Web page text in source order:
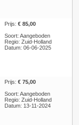
Prijs: € 85,00
Soort: Aangeboden
Regio: Zuid-Holland
Datum: 06-06-2025
Prijs: € 75,00
Soort: Aangeboden
Regio: Zuid-Holland
Datum: 13-11-2024